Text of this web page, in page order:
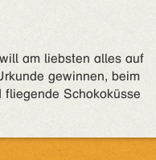
am liebsten alles auf
gewinnen, beim
Schokoküsse